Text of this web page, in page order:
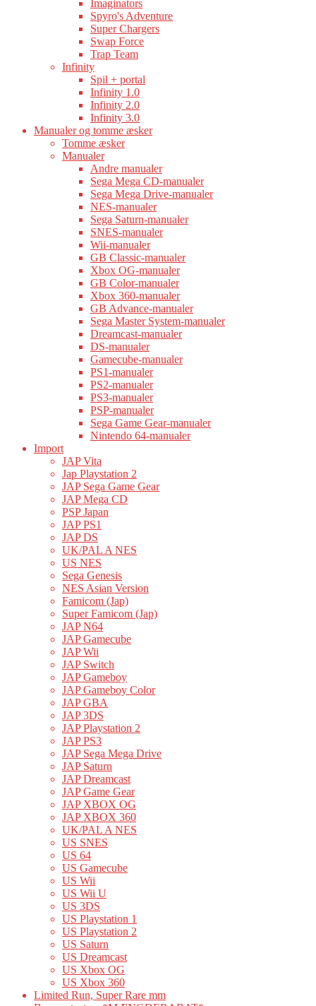
Imaginators
Spyro's Adventure
Super Chargers
Swap Force
Trap Team
Infinity
Spil + portal
Infinity 1.0
Infinity 2.0
Infinity 3.0
Manualer og tomme æsker
Tomme æsker
Manualer
Andre manualer
Sega Mega CD-manualer
Sega Mega Drive-manualer
NES-manualer
Sega Saturn-manualer
SNES-manualer
Wii-manualer
GB Classic-manualer
Xbox OG-manualer
GB Color-manualer
Xbox 360-manualer
GB Advance-manualer
Sega Master System-manualer
Dreamcast-manualer
DS-manualer
Gamecube-manualer
PS1-manualer
PS2-manualer
PS3-manualer
PSP-manualer
Sega Game Gear-manualer
Nintendo 64-manualer
Import
JAP Vita
Jap Playstation 2
JAP Sega Game Gear
JAP Mega CD
PSP Japan
JAP PS1
JAP DS
UK/PAL A NES
US NES
Sega Genesis
NES Asian Version
Famicom (Jap)
Super Famicom (Jap)
JAP N64
JAP Gamecube
JAP Wii
JAP Switch
JAP Gameboy
JAP Gameboy Color
JAP GBA
JAP 3DS
JAP Playstation 2
JAP PS3
JAP Sega Mega Drive
JAP Saturn
JAP Dreamcast
JAP Game Gear
JAP XBOX OG
JAP XBOX 360
UK/PAL A NES
US SNES
US 64
US Gamecube
US Wii
US Wii U
US 3DS
US Playstation 1
US Playstation 2
US Saturn
US Dreamcast
US Xbox OG
US Xbox 360
Limited Run, Super Rare mm